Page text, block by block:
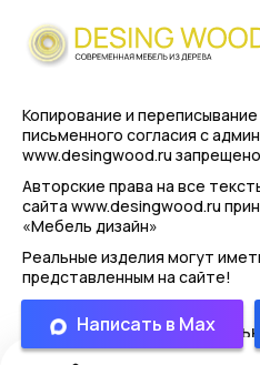
Копирование и
письменного согласия с
www.desingwood.ru
Авторские права на все
сайта www.desingwood.ru
«Мебель дизайн»
Реальные изделия могут
представленным на сайте!
ПолитикаНаписать в Max